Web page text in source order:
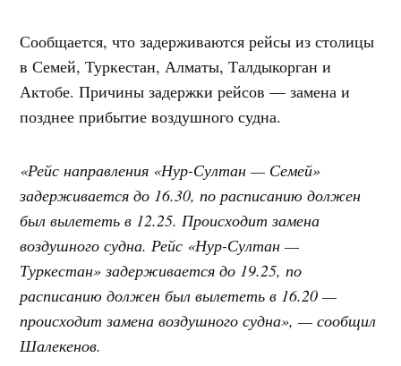
Сообщается, что задерживаются рейсы из столицы
в Семей, Туркестан, Алматы, Талдыкорган и
Актобе. Причины задержки рейсов — замена и
позднее прибытие воздушного судна.
«Рейс направления «Нур-Султан — Семей»
задерживается до 16.30, по расписанию должен
был вылететь в 12.25. Происходит замена
воздушного судна. Рейс «Нур-Султан —
Туркестан» задерживается до 19.25, по
расписанию должен был вылететь в 16.20 —
происходит замена воздушного судна», — сообщил
Шалекенов.